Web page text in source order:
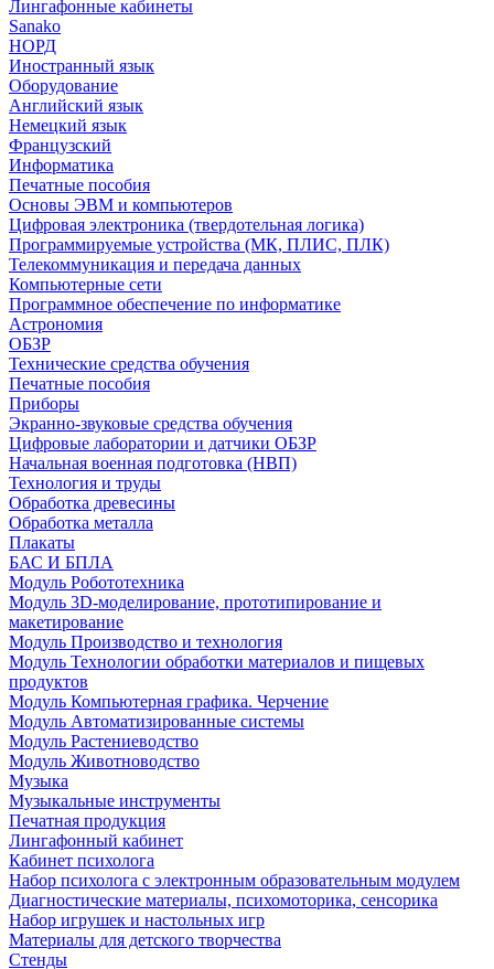
Лингафонные кабинеты
Sanako
НОРД
Иностранный язык
Оборудование
Английский язык
Немецкий язык
Французский
Информатика
Печатные пособия
Основы ЭВМ и компьютеров
Цифровая электроника (твердотельная логика)
Программируемые устройства (МК, ПЛИС, ПЛК)
Телекоммуникация и передача данных
Компьютерные сети
Программное обеспечение по информатике
Астрономия
ОБЗР
Технические средства обучения
Печатные пособия
Приборы
Экранно-звуковые средства обучения
Цифровые лаборатории и датчики ОБЗР
Начальная военная подготовка (НВП)
Технология и труды
Обработка древесины
Обработка металла
Плакаты
БАС И БПЛА
Модуль Робототехника
Модуль 3D-моделирование, прототипирование и
макетирование
Модуль Производство и технология
Модуль Технологии обработки материалов и пищевых
продуктов
Модуль Компьютерная графика. Черчение
Модуль Автоматизированные системы
Модуль Растениеводство
Модуль Животноводство
Музыка
Музыкальные инструменты
Печатная продукция
Лингафонный кабинет
Кабинет психолога
Набор психолога с электронным образовательным модулем
Диагностические материалы, психомоторика, сенсорика
Набор игрушек и настольных игр
Материалы для детского творчества
Стенды